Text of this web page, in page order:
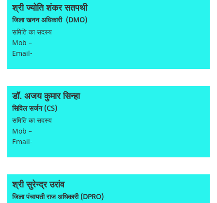
श्री ज्योति शंकर सतपथी
जिला खनन अधिकारी (DMO)
समिति का सदस्य
Mob –
Email-
डॉ. अजय कुमार सिन्हा
सिविल सर्जन (CS)
समिति का सदस्य
Mob –
Email-
श्री सुरेन्द्र उरांव
जिला पंचायती राज अधिकारी (DPRO)